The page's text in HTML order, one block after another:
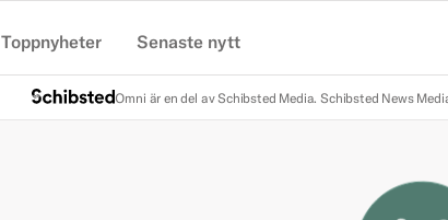
Toppnyheter Senaste nytt
Omni är en del av Schibsted Media. Schibsted News